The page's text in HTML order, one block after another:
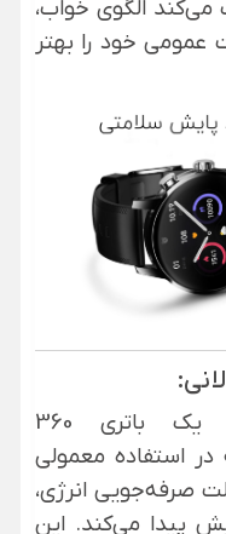
الگوی خواب،
خود را بهتر
ساعت Glorimi Loop به یک باتری 360
استفاده معمولی
حالت صرفه‌جویی انرژی،
20 روز افزایش پیدا می‌کند. این